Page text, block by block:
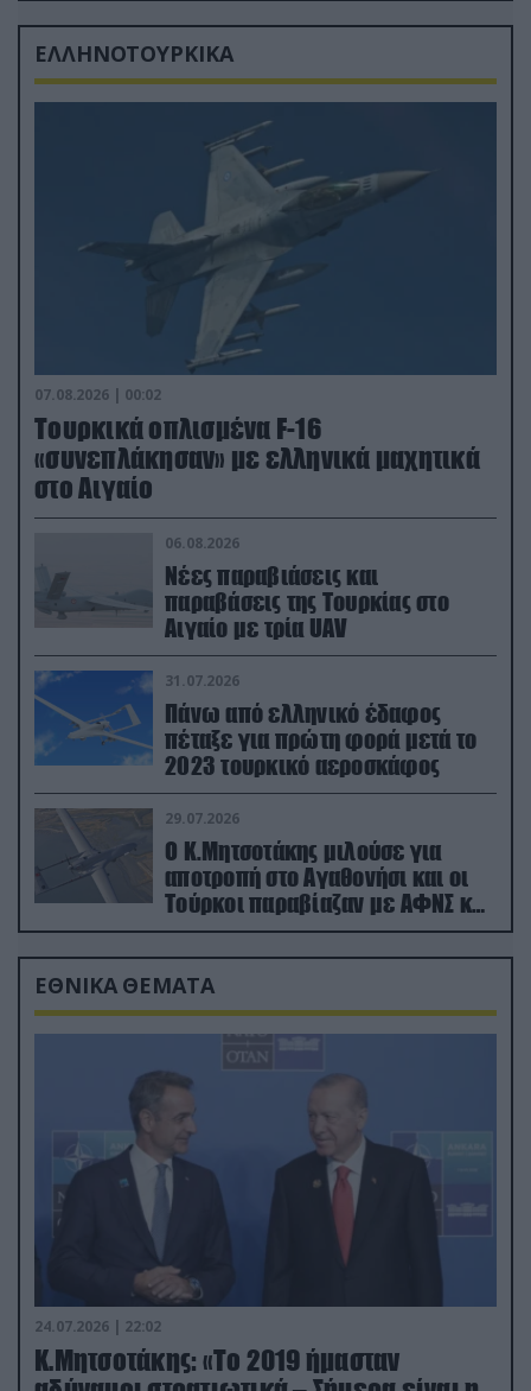
ΕΛΛΗΝΟΤΟΥΡΚΙΚΑ
07.08.2026 | 00:02
Τουρκικά οπλισμένα F-16
«συνεπλάκησαν» με ελληνικά μαχητικά
στο Αιγαίο
06.08.2026
Νέες παραβιάσεις και
παραβάσεις της Τουρκίας στο
Αιγαίο με τρία UAV
31.07.2026
Πάνω από ελληνικό έδαφος
πέταξε για πρώτη φορά μετά το
2023 τουρκικό αεροσκάφος
29.07.2026
Ο Κ.Μητσοτάκης μιλούσε για
αποτροπή στο Αγαθονήσι και οι
Τούρκοι παραβίαζαν με ΑΦΝΣ και
drone
ΕΘΝΙΚΑ ΘΕΜΑΤΑ
24.07.2026 | 22:02
Κ.Μητσοτάκης: «Το 2019 ήμασταν